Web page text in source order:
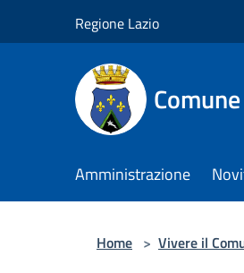
Regione Lazio
Amministrazione
Home > Vivere il